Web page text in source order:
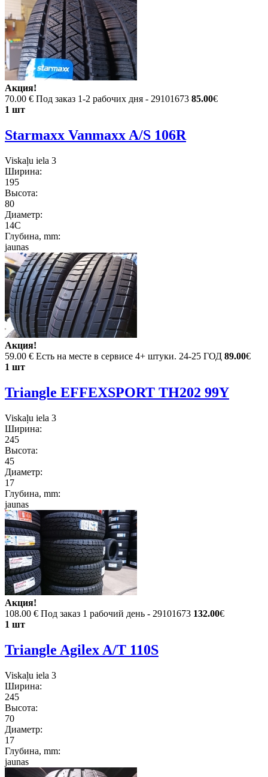
Акция!
70.00 € Под заказ 1-2 рабочих дня - 29101673 85.00€
1 шт
Starmaxx Vanmaxx A/S 106R
Viskaļu iela 3
Ширина:
195
Высота:
80
Диаметр:
14C
Глубина, mm:
jaunas
Акция!
59.00 € Есть на месте в сервисе 4+ штуки. 24-25 ГОД 89.00€
1 шт
Triangle EFFEXSPORT TH202 99Y
Viskaļu iela 3
Ширина:
245
Высота:
45
Диаметр:
17
Глубина, mm:
jaunas
Акция!
108.00 € Под заказ 1 рабочий день - 29101673 132.00€
1 шт
Triangle Agilex A/T 110S
Viskaļu iela 3
Ширина:
245
Высота:
70
Диаметр:
17
Глубина, mm:
jaunas